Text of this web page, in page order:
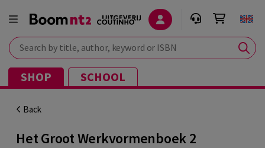
Search by title, author, keyword or ISBN
SHOP SCHOOL
Back
Het Groot Werkvormenboek 2